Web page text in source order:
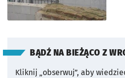
BĄDŹ NA BIEŻĄCO Z
Kliknij „obserwuj”, aby